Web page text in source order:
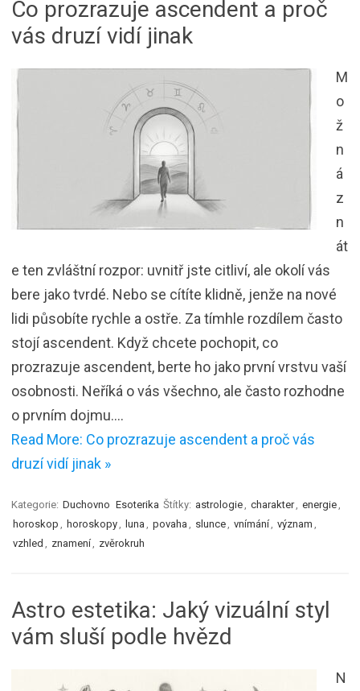
Co prozrazuje ascendent a proč
vás druzí vidí jinak
M
o
ž
n
á
z
n
át
e ten zvláštní rozpor: uvnitř jste citliví, ale okolí vás
bere jako tvrdé. Nebo se cítíte klidně, jenže na nové
lidi působíte rychle a ostře. Za tímhle rozdílem často
stojí ascendent. Když chcete pochopit, co
prozrazuje ascendent, berte ho jako první vrstvu vaší
osobnosti. Neříká o vás všechno, ale často rozhodne
o prvním dojmu.…
Read More: Co prozrazuje ascendent a proč vás
druzí vidí jinak »
Kategorie: Duchovno Esoterika Štítky: astrologie charakter energie
horoskop
horoskopy luna povaha slunce vnímání význam
vzhled
znamení zvěrokruh
Astro estetika: Jaký vizuální styl
vám sluší podle hvězd
N